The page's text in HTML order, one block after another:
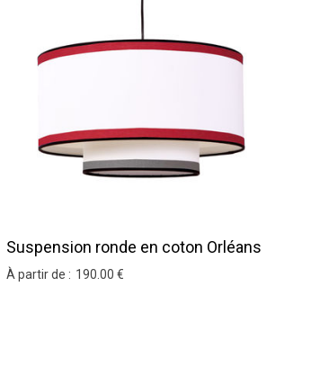
Suspension ronde en coton Orléans
À partir de : 190 .00 €